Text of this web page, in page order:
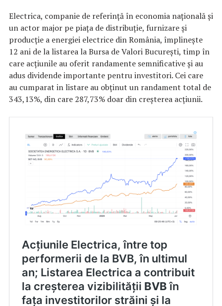
Electrica, companie de referință în economia națională și
un actor major pe piața de distribuție, furnizare și
producție a energiei electrice din România, împlinește
12 ani de la listarea la Bursa de Valori București, timp în
care acțiunile au oferit randamente semnificative și au
adus dividende importante pentru investitori. Cei care
au cumparat in listare au obținut un randament total de
343,13%, din care 287,73% doar din creșterea acțiunii.